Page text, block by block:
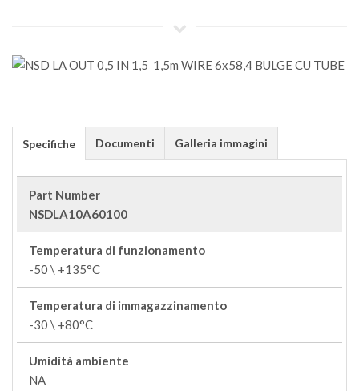
Specifiche Documenti Galleria immagini
Part Number
NSDLA10A60100
Temperatura di funzionamento
-50 \ +135°C
Temperatura di immagazzinamento
-30 \ +80°C
Umidità ambiente
NA